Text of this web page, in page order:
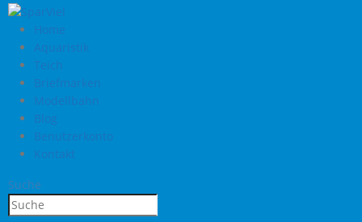
Home
Aquaristik
Teich
Briefmarken
Modellbahn
Blog
Benutzerkonto
Kontakt
Suche